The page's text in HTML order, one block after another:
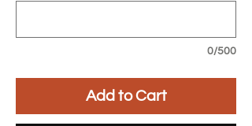
0/500
Add to Cart